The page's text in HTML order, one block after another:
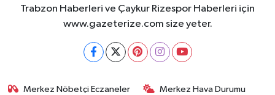
Trabzon Haberleri ve Çaykur Rizespor Haberleri için
www.gazeterize.com size yeter.
Merkez Nöbetçi Eczaneler Merkez Hava Durumu